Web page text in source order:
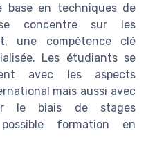
base en techniques de
concentre sur les
une compétence clé
Les étudiants se
avec les aspects
mais aussi avec
le biais de stages
formation en